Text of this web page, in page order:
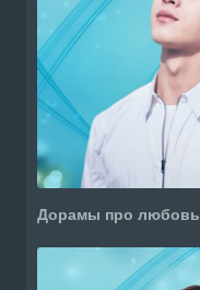
Дорамы про любовь